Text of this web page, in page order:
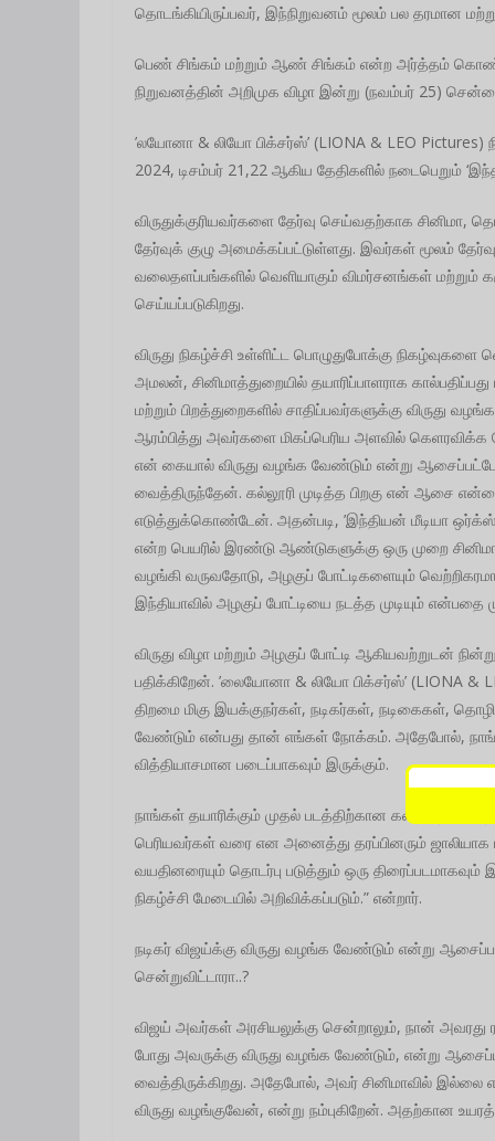
தொடங்கியிருப்பவர், இந்நிறுவனம் மூலம் பல தரமான
பெண் சிங்கம் மற்றும் ஆண் சிங்கம் என்ற அர்த்தம் கொண்ட
நிறுவனத்தின் அறிமுக விழா இன்று (நவம்பர் 25)
’லயோனா & லியோ பிக்சர்ஸ்’ (LIONA & LEO
2024, டிசம்பர் 21,22 ஆகிய தேதிகளில் நடைபெறும்
விருதுக்குரியவர்களை தேர்வு செய்வதற்காக
தேர்வுக் குழு அமைக்கப்பட்டுள்ளது. இவர்கள் மூலம்
வலைதளப்பங்களில் வெளியாகும் விமர்சனங்கள் மற்றும்
செய்யப்படுகிறது.
விருது நிகழ்ச்சி உள்ளிட்ட பொழுதுபோக்கு நிகழ்வுகளை
அமலன், சினிமாத்துறையில் தயாரிப்பாளராக
மற்றும் பிறத்துறைகளில் சாதிப்பவர்களுக்கு விருது
ஆரம்பித்து அவர்களை மிகப்பெரிய அளவில்
என் கையால் விருது வழங்க வேண்டும் என்று
வைத்திருந்தேன். கல்லூரி முடித்த பிறகு என் ஆசை
எடுத்துக்கொண்டேன். அதன்படி, ’இந்தியன் மீடியா
என்ற பெயரில் இரண்டு ஆண்டுகளுக்கு ஒரு முறை
வழங்கி வருவதோடு, அழகுப் போட்டிகளையும்
இந்தியாவில் அழகுப் போட்டியை நடத்த முடியும் என்பதை
விருது விழா மற்றும் அழகுப் போட்டி ஆகியவற்றுடன்
பதிக்கிறேன். ’லையோனா & லியோ பிக்சர்ஸ்’ (LIONA &
திறமை மிகு இயக்குநர்கள், நடிகர்கள், நடிகைகள்,
வேண்டும் என்பது தான் எங்கள் நோக்கம். அதேபோல்,
வித்தியாசமான படைப்பாகவும் இருக்கும்.
நாங்கள் தயாரிக்கும் முதல் படத்திற்கான கதை தேர்வில்
பெரியவர்கள் வரை என அனைத்து தரப்பினரும்
வயதினரையும் தொடர்பு படுத்தும் ஒரு
நிகழ்ச்சி மேடையில் அறிவிக்கப்படும்.” என்றார்.
நடிகர் விஜய்க்கு விருது வழங்க வேண்டும் என்று
சென்றுவிட்டாரா..?
விஜய் அவர்கள் அரசியலுக்கு சென்றாலும், நான் அவரது
போது அவருக்கு விருது வழங்க வேண்டும், என்று
வைத்திருக்கிறது. அதேபோல், அவர் சினிமாவில் இல்லை
விருது வழங்குவேன், என்று நம்புகிறேன். அதற்கான